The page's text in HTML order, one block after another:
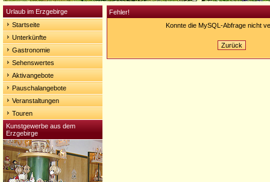
Urlaub im Erzgebirge
Startseite
Unterkünfte
Gastronomie
Sehenswertes
Aktivangebote
Pauschalangebote
Veranstaltungen
Touren
Kunstgewerbe aus dem
Erzgebirge
Fehler!
Konnte die MySQL-Abfrage nicht
Zurück